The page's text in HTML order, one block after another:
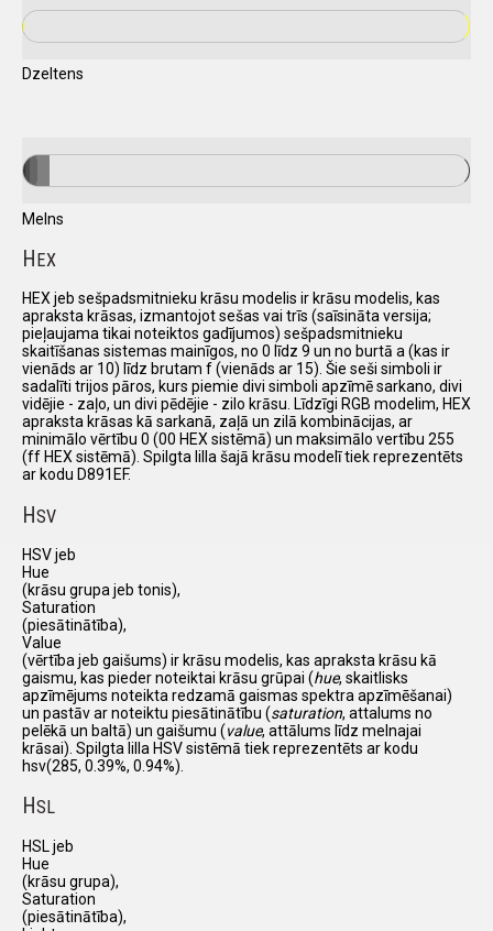
Dzeltens
Melns
HEX
HEX jeb sešpadsmitnieku krāsu modelis ir krāsu modelis, kas
apraksta krāsas, izmantojot sešas vai trīs (saīsināta versija;
pieļaujama tikai noteiktos gadījumos) sešpadsmitnieku
skaitīšanas sistemas mainīgos, no 0 līdz 9 un no burtā a (kas ir
vienāds ar 10) līdz brutam f (vienāds ar 15). Šie seši simboli ir
sadalīti trijos pāros, kurs piemie divi simboli apzīmē sarkano, divi
vidējie - zaļo, un divi pēdējie - zilo krāsu. Līdzīgi RGB modelim, HEX
apraksta krāsas kā sarkanā, zaļā un zilā kombinācijas, ar
minimālo vērtību 0 (00 HEX sistēmā) un maksimālo vertību 255
(ff HEX sistēmā). Spilgta lilla šajā krāsu modelī tiek reprezentēts
ar kodu D891EF.
HSV
HSV jeb
Hue
(krāsu grupa jeb tonis),
Saturation
(piesātinātība),
Value
(vērtība jeb gaišums) ir krāsu modelis, kas apraksta krāsu kā
gaismu, kas pieder noteiktai krāsu grūpai (hue, skaitlisks
apzīmējums noteikta redzamā gaismas spektra apzīmēšanai)
un pastāv ar noteiktu piesātinātību (saturation, attalums no
pelēkā un baltā) un gaišumu (value, attālums līdz melnajai
krāsai). Spilgta lilla HSV sistēmā tiek reprezentēts ar kodu
hsv(285, 0.39%, 0.94%).
HSL
HSL jeb
Hue
(krāsu grupa),
Saturation
(piesātinātība),